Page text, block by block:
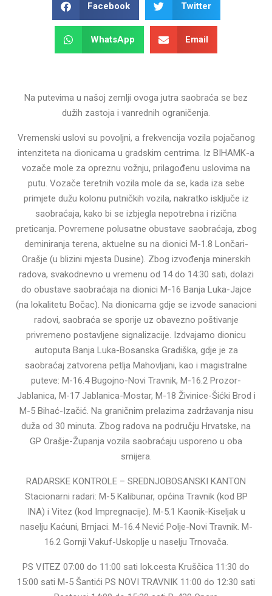
Facebook Twitter
WhatsApp Email
Na putevima u našoj zemlji ovoga jutra saobraća se bez
dužih zastoja i vanrednih ograničenja.
Vremenski uslovi su povoljni, a frekvencija vozila pojačanog
intenziteta na dionicama u gradskim centrima. Iz BIHAMK-a
vozače mole za opreznu vožnju, prilagođenu uslovima na
putu. Vozače teretnih vozila mole da se, kada iza sebe
primjete dužu kolonu putničkih vozila, nakratko isključe iz
saobraćaja, kako bi se izbjegla nepotrebna i rizična
preticanja. Povremene polusatne obustave saobraćaja, zbog
deminiranja terena, aktuelne su na dionici M-1.8 Lončari-
Orašje (u blizini mjesta Dusine). Zbog izvođenja minerskih
radova, svakodnevno u vremenu od 14 do 14:30 sati, dolazi
do obustave saobraćaja na dionici M-16 Banja Luka-Jajce
(na lokalitetu Bočac). Na dionicama gdje se izvode sanacioni
radovi, saobraća se sporije uz obavezno poštivanje
privremeno postavljene signalizacije. Izdvajamo dionicu
autoputa Banja Luka-Bosanska Gradiška, gdje je za
saobraćaj zatvorena petlja Mahovljani, kao i magistralne
puteve: M-16.4 Bugojno-Novi Travnik, M-16.2 Prozor-
Jablanica, M-17 Jablanica-Mostar, M-18 Živinice-Šićki Brod i
M-5 Bihać-Izačić. Na graničnim prelazima zadržavanja nisu
duža od 30 minuta. Zbog radova na području Hrvatske, na
GP Orašje-Županja vozila saobraćaju usporeno u oba
smijera.
RADARSKE KONTROLE – SREDNJOBOSANSKI KANTON
Stacionarni radari: M-5 Kalibunar, općina Travnik (kod BP
INA) i Vitez (kod Impregnacije). M-5.1 Kaonik-Kiseljak u
naselju Kaćuni, Brnjaci. M-16.4 Nević Polje-Novi Travnik. M-
16.2 Gornji Vakuf-Uskoplje u naselju Trnovača.
PS VITEZ 07:00 do 11:00 sati lok.cesta Kruščica 11:30 do
15:00 sati M-5 Šantići PS NOVI TRAVNIK 11:00 do 12:30 sati